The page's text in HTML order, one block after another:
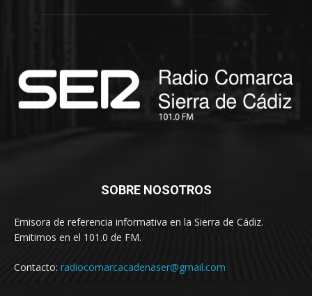
SOBRE NOSOTROS
Emisora de referencia informativa en la Sierra de Cádiz.
Emitimos en el 101.0 de FM.
Contacto: radiocomarcacadenaser@gmail.com